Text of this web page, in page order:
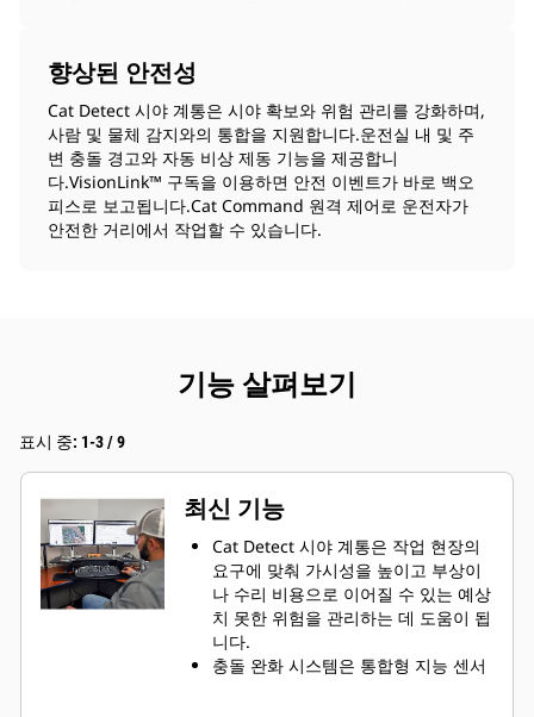
향상된 안전성
Cat Detect 시야 계통은 시야 확보와 위험 관리를 강화하며,
사람 및 물체 감지와의 통합을 지원합니다.운전실 내 및 주
변 충돌 경고와 자동 비상 제동 기능을 제공합니
다.VisionLink™ 구독을 이용하면 안전 이벤트가 바로 백오
피스로 보고됩니다.Cat Command 원격 제어로 운전자가
안전한 거리에서 작업할 수 있습니다.
기능 살펴보기
표시 중: 1-3 / 9
최신 기능
Cat Detect 시야 계통은 작업 현장의
요구에 맞춰 가시성을 높이고 부상이
나 수리 비용으로 이어질 수 있는 예상
치 못한 위험을 관리하는 데 도움이 됩
니다.
충돌 완화 시스템은 통합형 지능 센서